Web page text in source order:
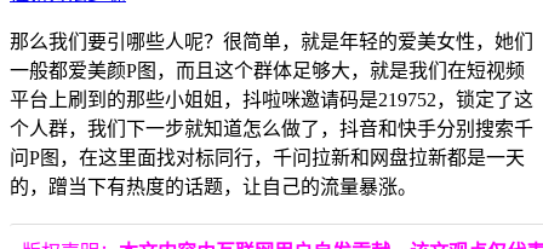
那么我们要引哪些人呢？很简单，就是年轻的爱美女性，她们
一般都爱美颜P图，而且这个群体足够大，就是我们在短视频
平台上刷到的那些小姐姐，抖啦咪邀请码是219752，锁定了这
个人群，我们下一步就知道怎么做了，抖音和快手分别搜索千
问P图，在这里面找对标同行，千问拉新和网盘拉新都是一天
的，蹭当下有热度的话题，让自己的流量暴涨。